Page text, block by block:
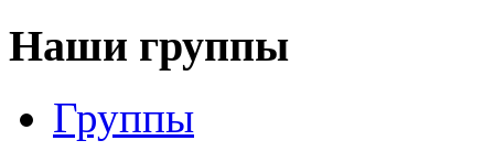
Наши группы
Группы